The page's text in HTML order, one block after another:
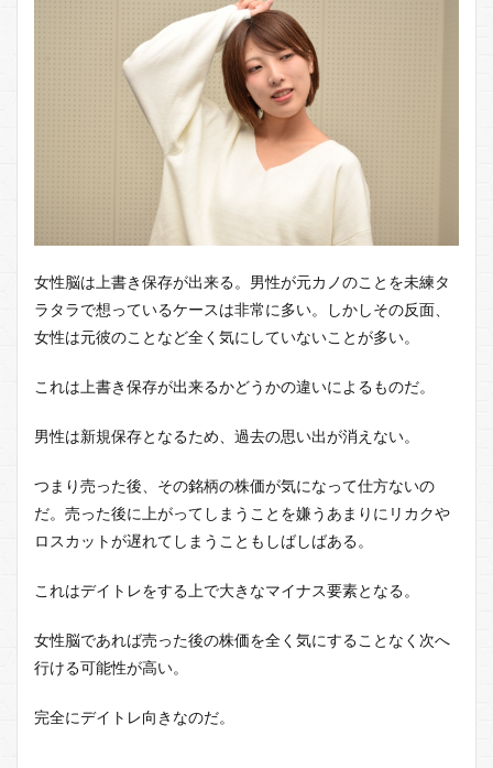
女性脳は上書き保存が出来る。男性が元カノのことを未練タ
ラタラで想っているケースは非常に多い。しかしその反面、
女性は元彼のことなど全く気にしていないことが多い。
これは上書き保存が出来るかどうかの違いによるものだ。
男性は新規保存となるため、過去の思い出が消えない。
つまり売った後、その銘柄の株価が気になって仕方ないの
だ。売った後に上がってしまうことを嫌うあまりにリカクや
ロスカットが遅れてしまうこともしばしばある。
これはデイトレをする上で大きなマイナス要素となる。
女性脳であれば売った後の株価を全く気にすることなく次へ
行ける可能性が高い。
完全にデイトレ向きなのだ。